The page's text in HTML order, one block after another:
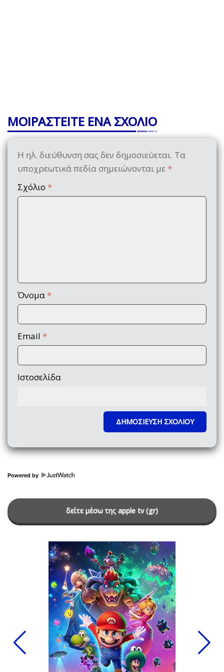
ΜΟΙΡΑΣΤΕΙΤΕ ΕΝΑ ΣΧΟΛΙΟ
Η ηλ. διεύθυνση σας δεν δημοσιεύεται. Τα
υποχρεωτικά πεδία σημειώνονται με *
Σχόλιο *
Όνομα *
Email *
Ιστοσελίδα
Powered by
δείτε μέσω της apple tv (gr)